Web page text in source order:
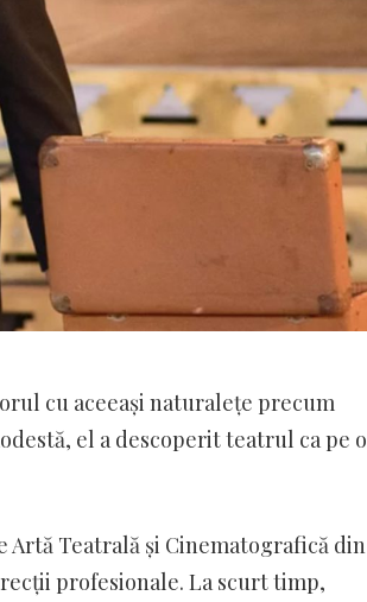
cu aceeași naturalețe precum
el a descoperit teatrul ca pe o
Teatrală și Cinematografică din
profesionale. La scurt timp,